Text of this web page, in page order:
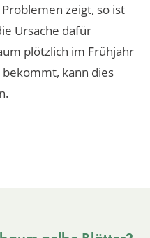
zeigt, so ist
Ursache dafür
plötzlich im Frühjahr
kann dies